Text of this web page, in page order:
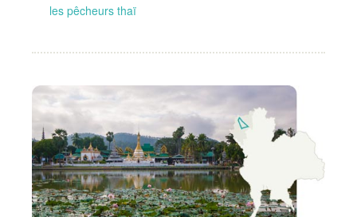
les pêcheurs thaï